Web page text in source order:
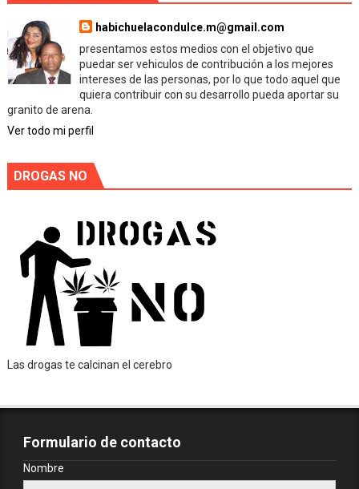
habichuelacondulce.m@gmail.com
presentamos estos medios con el objetivo que
puedar ser vehiculos de contribución a los mejores
intereses de las personas, por lo que todo aquel que
quiera contribuir con su desarrollo pueda aportar su
granito de arena.
Ver todo mi perfil
DROGAS NO
Las drogas te calcinan el cerebro
Formulario de contacto
Nombre